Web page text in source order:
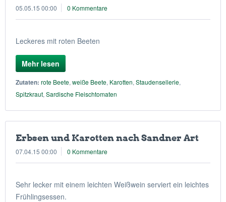
05.05.15 00:00 0 Kommentare
Leckeres mit roten Beeten
Mehr lesen
Zutaten: rote Beete, weiße Beete, Karotten, Staudensellerie,
Spitzkraut, Sardische Fleischtomaten
Erbsen und Karotten nach Sandner Art
07.04.15 00:00 0 Kommentare
Sehr lecker mit einem leichten Weißwein serviert ein leichtes
Frühlingsessen.